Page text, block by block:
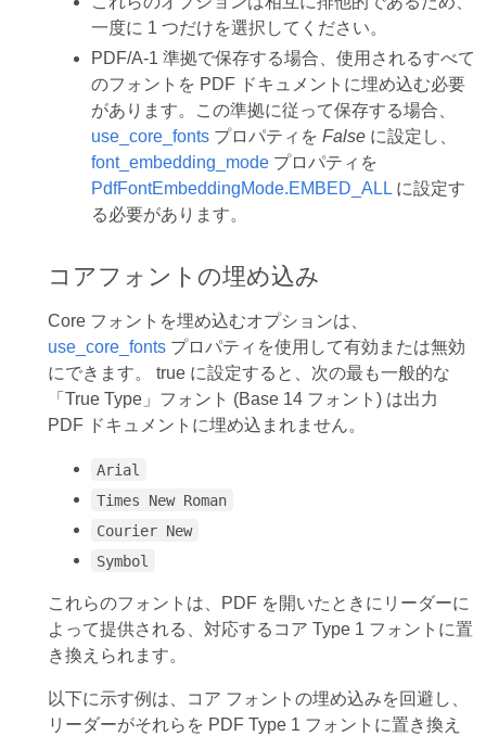
一度に 1 つだけを選択してください。
PDF/A-1 準拠で保存する場合、使用されるすべて
のフォントを PDF ドキュメントに埋め込む必要
があります。この準拠に従って保存する場合、
use_core_fontsプロパティを Falseに設定し、
font_embedding_modeプロパティを
PdfFontEmbeddingMode.EMBED_ALLに設定す
る必要があります。
コアフォントの埋め込み
Core フォントを埋め込むオプションは、
use_core_fontsプロパティを使用して有効または無効
にできます。 true に設定すると、次の最も一般的な
「True Type」フォント (Base 14 フォント) は出力
PDF ドキュメントに埋め込まれません。
Arial
Times New Roman
Courier New
Symbol
これらのフォントは、PDF を開いたときにリーダーに
よって提供される、対応するコア Type 1 フォントに置
き換えられます。
以下に示す例は、コア フォントの埋め込みを回避し、
リーダーがそれらを PDF Type 1 フォントに置き換え